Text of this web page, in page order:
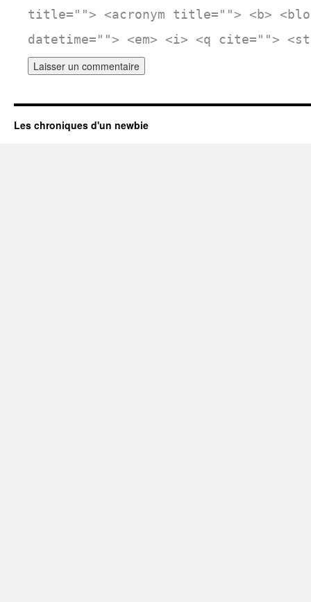
title=""> <acronym title=""> <b>
datetime=""> <em> <i> <q cite="">
Les chroniques d'un newbie